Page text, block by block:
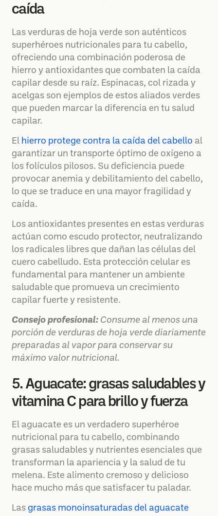
caída
Las verduras de hoja verde son auténticos
superhéroes nutricionales para tu cabello,
ofreciendo una combinación poderosa de
hierro y antioxidantes que combaten la caída
capilar desde su raíz. Espinacas, col rizada y
acelgas son ejemplos de estos aliados verdes
que pueden marcar la diferencia en tu salud
capilar.
El hierro protege contra la caída del cabello al
garantizar un transporte óptimo de oxígeno a
los folículos pilosos. Su deficiencia puede
provocar anemia y debilitamiento del cabello,
lo que se traduce en una mayor fragilidad y
caída.
Los antioxidantes presentes en estas verduras
actúan como escudo protector, neutralizando
los radicales libres que dañan las células del
cuero cabelludo. Esta protección celular es
fundamental para mantener un ambiente
saludable que promueva un crecimiento
capilar fuerte y resistente.
Consejo profesional: Consume al menos una
porción de verduras de hoja verde diariamente
preparadas al vapor para conservar su
máximo valor nutricional.
5. Aguacate: grasas saludables y
vitamina C para brillo y fuerza
El aguacate es un verdadero superhéroe
nutricional para tu cabello, combinando
grasas saludables y nutrientes esenciales que
transforman la apariencia y la salud de tu
melena. Este alimento cremoso y delicioso
hace mucho más que satisfacer tu paladar.
Las grasas monoinsaturadas del aguacate